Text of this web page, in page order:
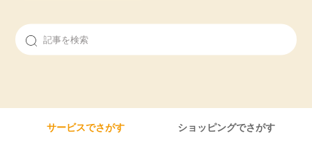
サービスでさがす ショッピングでさがす